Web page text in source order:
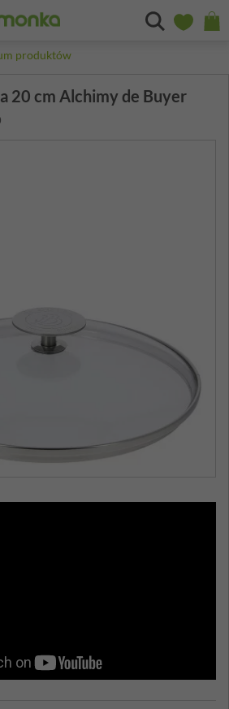
produktów
20 cm Alchimy de Buyer